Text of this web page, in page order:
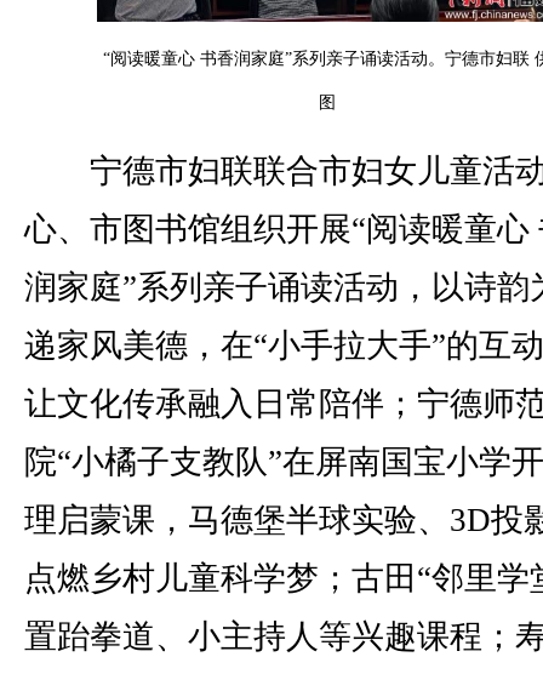
“阅读暖童心 书香润家庭”系列亲子诵读活动。宁德市妇联
图
宁德市妇联联合市妇女儿童活
心、市图书馆组织开展“阅读暖童心
润家庭”系列亲子诵读活动，以诗韵
递家风美德，在“小手拉大手”的互
让文化传承融入日常陪伴；宁德师
院“小橘子支教队”在屏南国宝小学
理启蒙课，马德堡半球实验、3D投
点燃乡村儿童科学梦；古田“邻里学
置跆拳道、小主持人等兴趣课程；